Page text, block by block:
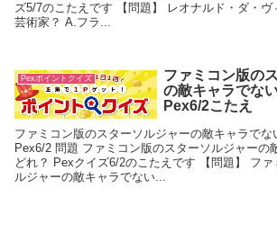
ズ5/7のこたえです 【問題】 レオナルド・ダ・
芸術家？ A.フラ...
Pexポイントクイズ
ファミコン版の
の敵キャラでな
Pex6/2こたえ
ファミコン版のスターソルジャーの敵キャラでな
Pex6/2 問題 ファミコン版のスターソルジャーの
どれ？ Pexクイズ6/2のこたえです 【問題】 ファ
ルジャーの敵キャラでない...